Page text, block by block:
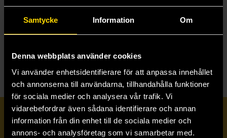
Samtycke Information Om
Denna webbplats använder cookies
Vi använder enhetsidentifierare för att anpassa innehållet
och annonserna till användarna, tillhandahålla funktioner
för sociala medier och analysera vår trafik. Vi
vidarebefordrar även sådana identifierare och annan
information från din enhet till de sociala medier och
annons- och analysföretag som vi samarbetar med.
T
The Apothecary Diaries Light Novel (Japansk
Prenumerera på vårt nyhetsbrev